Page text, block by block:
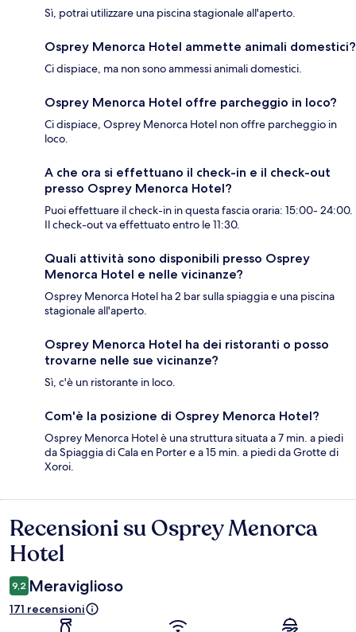
Sì, potrai utilizzare una piscina stagionale all'aperto.
Osprey Menorca Hotel ammette animali domestici?
Ci dispiace, ma non sono ammessi animali domestici.
Osprey Menorca Hotel offre parcheggio in loco?
Ci dispiace, Osprey Menorca Hotel non offre parcheggio in
loco.
A che ora si effettuano il check-in e il check-out
presso Osprey Menorca Hotel?
Puoi effettuare il check-in in questa fascia oraria: 15:00- 24:00.
Il check-out va effettuato entro le 11:30.
Quali attività sono disponibili presso Osprey
Menorca Hotel e nelle vicinanze?
Osprey Menorca Hotel ha 2 bar sulla spiaggia e una piscina
stagionale all'aperto.
Osprey Menorca Hotel ha dei ristoranti o posso
trovarne nelle sue vicinanze?
Sì, c'è un ristorante in loco.
Com'è la posizione di Osprey Menorca Hotel?
Osprey Menorca Hotel è una struttura situata a 7 min. a piedi
da Spiaggia di Cala en Porter e a 15 min. a piedi da Grotte di
Xoroi.
Recensioni
Recensioni su Osprey Menorca
Hotel
9,2 Meraviglioso
171 recensioni